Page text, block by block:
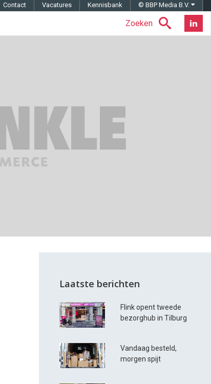
Zoeken
Contact Vacatures Kennisbank © BBP Media B.V.
Laatste berichten
Flink opent tweede
bezorghub in Tilburg
Vandaag besteld,
morgen spijt